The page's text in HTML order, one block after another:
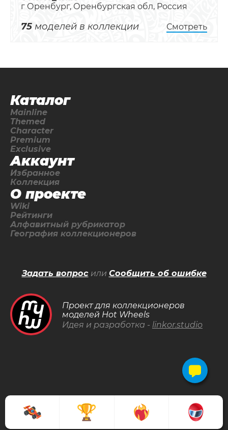
г Оренбург, Оренбургская обл, Россия
75 моделей в коллекции Смотреть
Каталог
Mainline
Themed
Character
Premium
Exclusive
Аккаунт
Избранное
Коллекция
О проекте
Wiki
Рейтинги
Алфавитный рубрикатор
География коллекционеров
Проект для коллекционеров
моделей Hot Wheels
Идея и разработка - linkor.studio
Задать вопросили Сообщить об ошибке